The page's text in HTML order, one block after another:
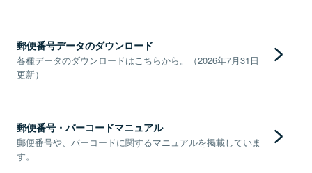
郵便番号データのダウンロード
各種データのダウンロードはこちらから。（2026年7月31日
更新）
郵便番号・バーコードマニュアル
郵便番号や、バーコードに関するマニュアルを掲載していま
す。